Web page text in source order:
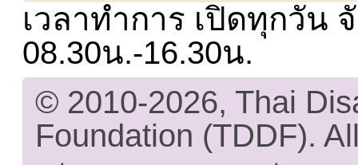
เวลาทำการ เปิดทุกวัน
08.30น.-16.30น.
© 2010-2026, Thai
Foundation (TDDF).